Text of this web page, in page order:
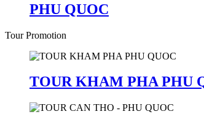
PHU QUOC
Tour Promotion
TOUR KHAM PHA PHU